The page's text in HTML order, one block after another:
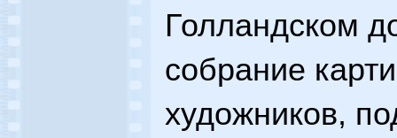
Голландском
собрание
художников,